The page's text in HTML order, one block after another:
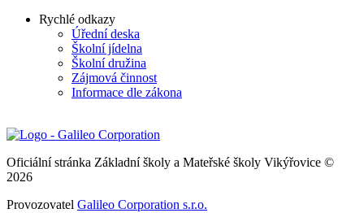
Rychlé odkazy
Úřední deska
Školní jídelna
Školní družina
Zájmová činnost
Informace dle zákona
Oficiální stránka Základní školy a Mateřské školy Vikýřovice ©
2026
Provozovatel Galileo Corporation s.r.o.